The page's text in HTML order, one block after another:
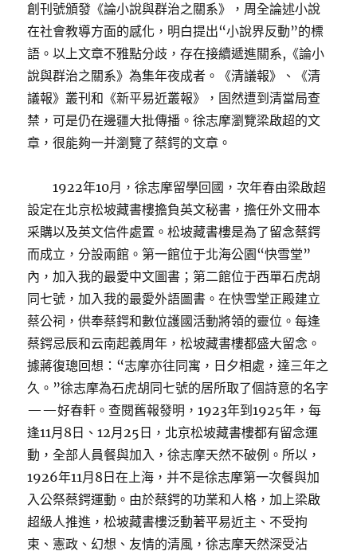
創刊號頒發《論小說與群治之關系》，周全論述小說
在社會教導方面的感化，明白提出“小說界反動”的標
語。以上文章不雅點分歧，存在接續遞進關系,《論小
說與群治之關系》為集年夜成者。《清議報》、《清
議報》叢刊和《新平易近叢報》，固然遭到清當局查
禁，可是仍在邊疆大批傳播。徐志摩瀏覽梁啟超的文
章，很能夠一并瀏覽了蔡鍔的文章。
1922年10月，徐志摩留學回國，次年春由梁啟超
設定在北京松坡藏書樓擔負英文秘書，擔任外文冊本
采購以及英文信件處置。松坡藏書樓是為了留念蔡鍔
而成立，分設兩館。第一館位于北海公園“快雪堂”
內，加入我的最愛中文圖書；第二館位于西單石虎胡
同七號，加入我的最愛外語圖書。在快雪堂正殿建立
蔡公祠，供奉蔡鍔和數位護國活動將領的靈位。每逢
蔡鍔忌辰和云南起義周年，松坡藏書樓都盛大留念。
據蔣復璁回想：“志摩亦往同寓，日夕相處，達三年之
久。”徐志摩為石虎胡同七號的居所取了個詩意的名字
——好春軒。查閱舊報發明，1923年到1925年，每
逢11月8日、12月25日，北京松坡藏書樓都有留念運
動，全部人員餐與加入，徐志摩天然不破例。所以，
1926年11月8日在上海，并不是徐志摩第一次餐與加
入公祭蔡鍔運動。由於蔡鍔的功業和人格，加上梁啟
超級人推進，松坡藏書樓泛動著平易近主、不受拘
束、憲政、幻想、友情的清風，徐志摩天然深受沾